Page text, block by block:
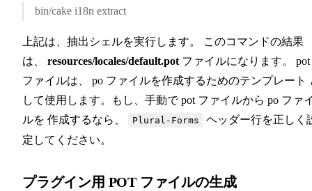
bin/cake i18n extract
上記は、抽出シェルを実行します。 このコマンドの結果
は、 resources/locales/default.pot ファイルになります。 pot
ファイルは、 po ファイルを作成するためのテンプレート
して使用します。もし、手動で pot ファイルから po ファ
ルを 作成するなら、
Plural-Forms
ヘッダー行を正しく
定してください。
プラグイン用 POT ファイルの生成